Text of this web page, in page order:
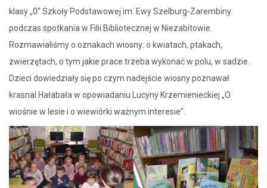
klasy „0” Szkoły Podstawowej im. Ewy Szelburg-Zarembiny
podczas spotkania w Filii Bibliotecznej w Niezabitowie.
Rozmawialiśmy o oznakach wiosny: o kwiatach, ptakach,
zwierzętach, o tym jakie prace trzeba wykonać w polu, w sadzie.
Dzieci dowiedziały się po czym nadejście wiosny poznawał
krasnal Hałabała w opowiadaniu Lucyny Krzemienieckiej „O
wiośnie w lesie i o wiewiórki ważnym interesie”.